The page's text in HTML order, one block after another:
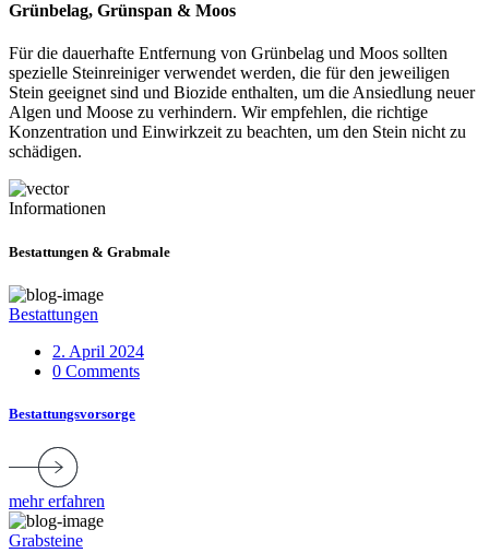
Grünbelag, Grünspan & Moos
Für die dauerhafte Entfernung von Grünbelag und Moos sollten
spezielle Steinreiniger verwendet werden, die für den jeweiligen
Stein geeignet sind und Biozide enthalten, um die Ansiedlung neuer
Algen und Moose zu verhindern. Wir empfehlen, die richtige
Konzentration und Einwirkzeit zu beachten, um den Stein nicht zu
schädigen.
Informationen
Bestattungen & Grabmale
Bestattungen
2. April 2024
0 Comments
Bestattungsvorsorge
mehr erfahren
Grabsteine